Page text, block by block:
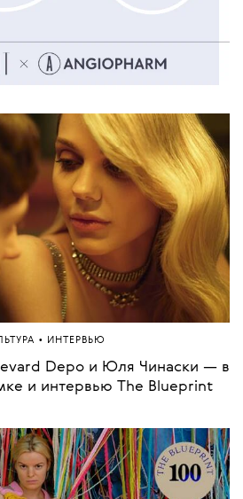
• ИНТЕРВЬЮ
Depo и Юля Чинаски — в
и интервью The Blueprint